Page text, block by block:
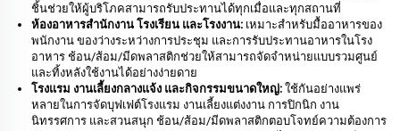
ชิ้นช่วยให้ผู้บริโภคสามารถรับประทานได้ทุกเมื่อและทุกสถานที่
ห้องอาหารสำนักงาน โรงเรียน และโรงงาน: เหมาะสำหรับมื้ออาหารของ
พนักงาน ของว่างระหว่างการประชุม และการรับประทานอาหารในโรง
อาหาร ช้อน/ส้อม/มีดพลาสติกช่วยให้สามารถจัดจำหน่ายแบบรวมศูนย์
และทิ้งหลังใช้งานได้อย่างง่ายดาย
โรงแรม งานเลี้ยงกลางแจ้ง และกิจกรรมขนาดใหญ่: ใช้กันอย่างแพร่
หลายในการจัดบุฟเฟต์โรงแรม งานเลี้ยงแต่งงาน การปิกนิก งาน
นิทรรศการ และสวนสนุก ช้อน/ส้อม/มีดพลาสติกตอบโจทย์ความต้องการ